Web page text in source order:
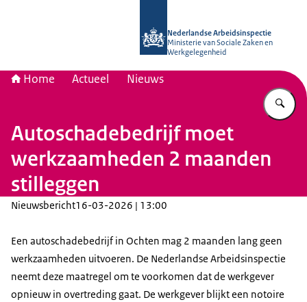
Nederlandse Arbeidsinspectie
Ministerie van Sociale Zaken en
Werkgelegenheid
Home Actueel Nieuws
Autoschadebedrijf moet
werkzaamheden 2 maanden
stilleggen
Nieuwsbericht16-03-2026 | 13:00
Een autoschadebedrijf in Ochten mag 2 maanden lang geen
werkzaamheden uitvoeren. De Nederlandse Arbeidsinspectie
neemt deze maatregel om te voorkomen dat de werkgever
opnieuw in overtreding gaat. De werkgever blijkt een notoire